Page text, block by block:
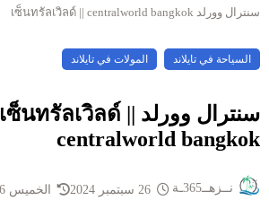
سنترال وورلد เซ็นทรัลเวิลด์ || centralworld bangkok
السياحة في تايلاند المولات في تايلاند
سنترال وورلد เซ็นทรัลเวิลด์ ||
centralworld bangkok
نــزهــ365ـة الخميس 26 سبتمبر 2024